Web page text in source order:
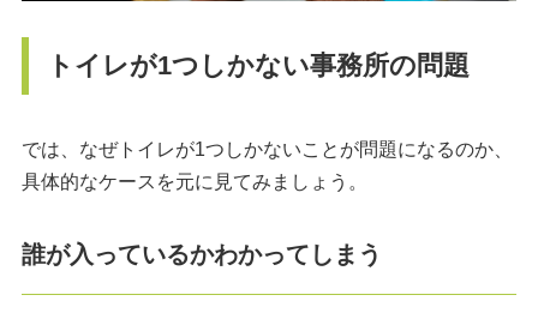
トイレが1つしかない事務所の問題
では、なぜトイレが1つしかないことが問題になるのか、
具体的なケースを元に見てみましょう。
誰が入っているかわかってしまう